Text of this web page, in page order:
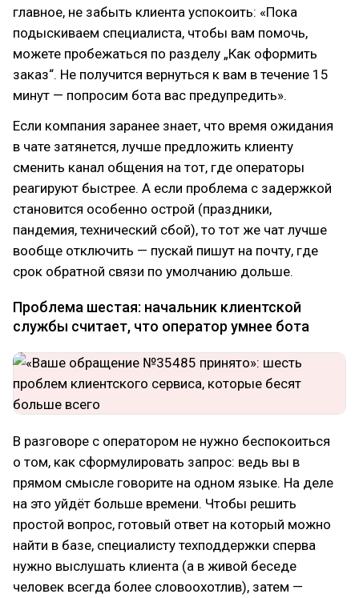
главное, не забыть клиента успокоить: «Пока
подыскиваем специалиста, чтобы вам помочь,
можете пробежаться по разделу „Как оформить
заказ“. Не получится вернуться к вам в течение 15
минут — попросим бота вас предупредить».
Если компания заранее знает, что время ожидания
в чате затянется, лучше предложить клиенту
сменить канал общения на тот, где операторы
реагируют быстрее. А если проблема с задержкой
становится особенно острой (праздники,
пандемия, технический сбой), то тот же чат лучше
вообще отключить — пускай пишут на почту, где
срок обратной связи по умолчанию дольше.
Проблема шестая: начальник клиентской
службы считает, что оператор умнее бота
В разговоре с оператором не нужно беспокоиться
о том, как сформулировать запрос: ведь вы в
прямом смысле говорите на одном языке. На деле
на это уйдёт больше времени. Чтобы решить
простой вопрос, готовый ответ на который можно
найти в базе, специалисту техподдержки сперва
нужно выслушать клиента (а в живой беседе
человек всегда более словоохотлив), затем —